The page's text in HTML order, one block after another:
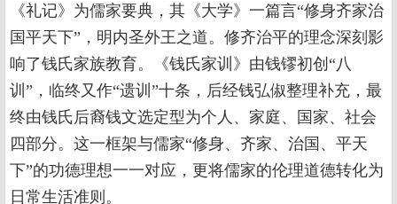
《礼记》为儒家要典，其《大学》一篇言“修身齐家治
国平天下”，明内圣外王之道。修齐治平的理念深刻影
响了钱氏家族教育。《钱氏家训》由钱镠初创“八
训”，临终又作“遗训”十条，后经钱弘俶整理补充，最
终由钱氏后裔钱文选定型为个人、家庭、国家、社会
四部分。这一框架与儒家“修身、齐家、治国、平天
下”的功德理想一一对应，更将儒家的伦理道德转化为
日常生活准则。